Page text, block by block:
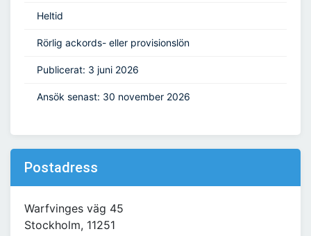
Heltid
Rörlig ackords- eller provisionslön
Publicerat: 3 juni 2026
Ansök senast: 30 november 2026
Postadress
Warfvinges väg 45
Stockholm, 11251